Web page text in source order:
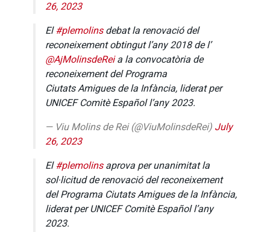
26, 2023
El#plemolinsdebat la renovació del
reconeixement obtingut l’any 2018 de l’
@AjMolinsdeReia la convocatòria de
reconeixement del Programa
Ciutats Amigues de la Infància, liderat per
UNICEF Comitè Español l’any 2023.
— Viu Molins de Rei (@ViuMolinsdeRei) July
26, 2023
El#plemolinsaprova per unanimitat la
sol·licitud de renovació del reconeixement
del Programa Ciutats Amigues de la Infància,
liderat per UNICEF Comitè Español l’any
2023.